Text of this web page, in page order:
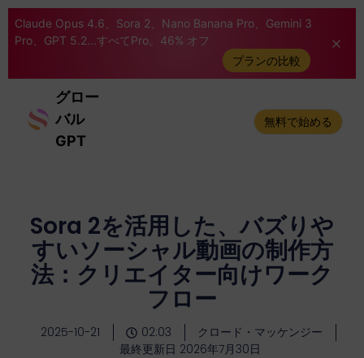
Claude Opus 4.6、Sora 2、Nano Banana Pro、Gemini 3
Pro、GPT 5.2...すべてPro。46% オフ
プランの比較
グロー
バル
GPT
無料で始める
Sora 2を活用した、バズりや
すいソーシャル動画の制作方
法：クリエイター向けワーク
フロー
2025-10-21 02:03
クロード・マッケンジー
最終更新日 2026年7月30日